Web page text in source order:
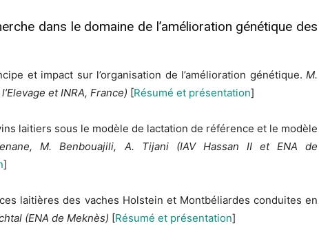
dans le domaine de l’amélioration génétique des
et impact sur l’organisation de l’amélioration génétique. M.
et INRA, France) [Résumé et présentation]
laitiers sous le modèle de lactation de référence et le modèle
M. Benbouajili, A. Tijani (IAV Hassan II et ENA de
]
laitières des vaches Holstein et Montbéliardes conduites en
(ENA de Meknès) [Résumé et présentation]